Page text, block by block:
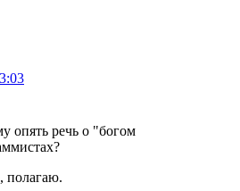
опять речь о "богом
полагаю.